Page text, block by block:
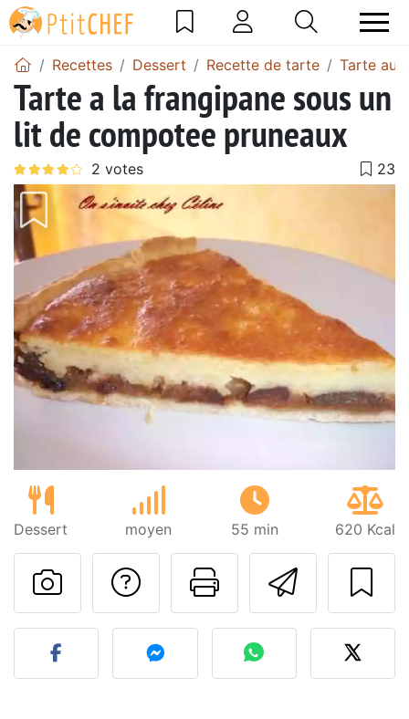
Recettes Dessert Recette de tarte Tarte au
Tarte a la frangipane sous un
lit de compotee pruneaux
Dessert moyen 55 min 620 Kcal
Imprimer
Poser une
Publier votre photo de